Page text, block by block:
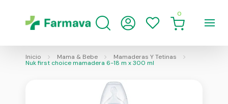
0
Inicio Mama & Bebe Mamaderas Y Tetinas
Nuk first choice mamadera 6-18 m x 300 ml